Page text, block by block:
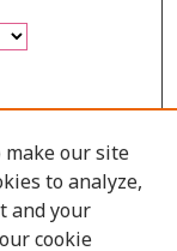
make our site
to analyze,
and your
cookie